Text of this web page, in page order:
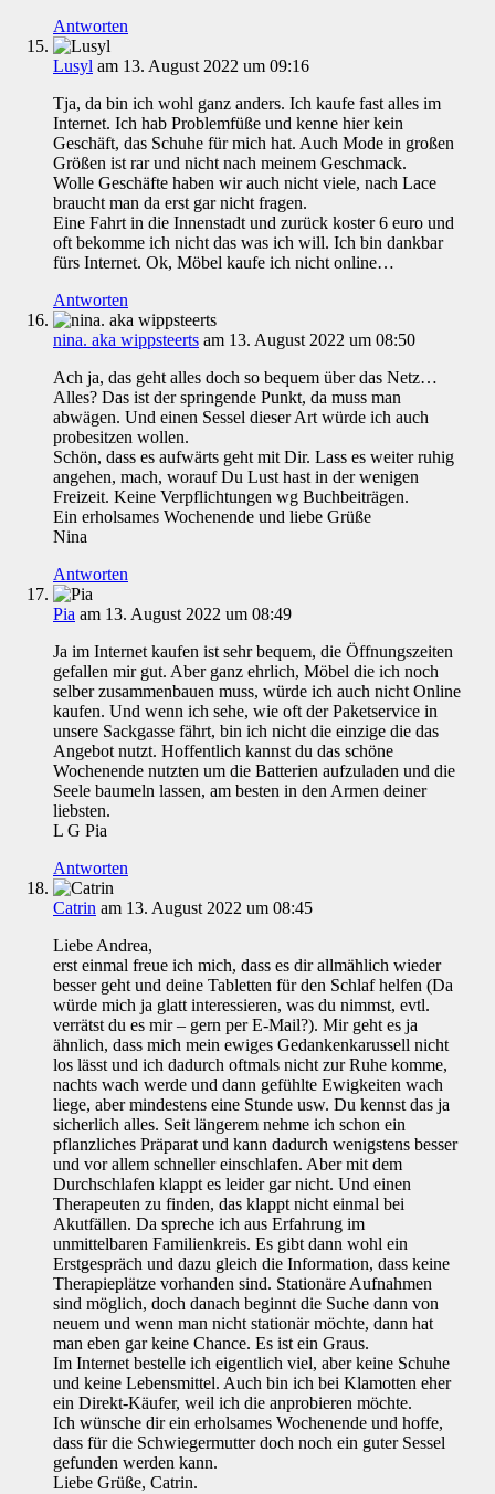
Antworten
Lusyl am 13. August 2022 um 09:16
Tja, da bin ich wohl ganz anders. Ich kaufe fast alles im
Internet. Ich hab Problemfüße und kenne hier kein
Geschäft, das Schuhe für mich hat. Auch Mode in großen
Größen ist rar und nicht nach meinem Geschmack.
Wolle Geschäfte haben wir auch nicht viele, nach Lace
braucht man da erst gar nicht fragen.
Eine Fahrt in die Innenstadt und zurück koster 6 euro und
oft bekomme ich nicht das was ich will. Ich bin dankbar
fürs Internet. Ok, Möbel kaufe ich nicht online…
Antworten
nina. aka wippsteerts am 13. August 2022 um 08:50
Ach ja, das geht alles doch so bequem über das Netz…
Alles? Das ist der springende Punkt, da muss man
abwägen. Und einen Sessel dieser Art würde ich auch
probesitzen wollen.
Schön, dass es aufwärts geht mit Dir. Lass es weiter ruhig
angehen, mach, worauf Du Lust hast in der wenigen
Freizeit. Keine Verpflichtungen wg Buchbeiträgen.
Ein erholsames Wochenende und liebe Grüße
Nina
Antworten
Pia am 13. August 2022 um 08:49
Ja im Internet kaufen ist sehr bequem, die Öffnungszeiten
gefallen mir gut. Aber ganz ehrlich, Möbel die ich noch
selber zusammenbauen muss, würde ich auch nicht Online
kaufen. Und wenn ich sehe, wie oft der Paketservice in
unsere Sackgasse fährt, bin ich nicht die einzige die das
Angebot nutzt. Hoffentlich kannst du das schöne
Wochenende nutzten um die Batterien aufzuladen und die
Seele baumeln lassen, am besten in den Armen deiner
liebsten.
L G Pia
Antworten
Catrin am 13. August 2022 um 08:45
Liebe Andrea,
erst einmal freue ich mich, dass es dir allmählich wieder
besser geht und deine Tabletten für den Schlaf helfen (Da
würde mich ja glatt interessieren, was du nimmst, evtl.
verrätst du es mir – gern per E-Mail?). Mir geht es ja
ähnlich, dass mich mein ewiges Gedankenkarussell nicht
los lässt und ich dadurch oftmals nicht zur Ruhe komme,
nachts wach werde und dann gefühlte Ewigkeiten wach
liege, aber mindestens eine Stunde usw. Du kennst das ja
sicherlich alles. Seit längerem nehme ich schon ein
pflanzliches Präparat und kann dadurch wenigstens besser
und vor allem schneller einschlafen. Aber mit dem
Durchschlafen klappt es leider gar nicht. Und einen
Therapeuten zu finden, das klappt nicht einmal bei
Akutfällen. Da spreche ich aus Erfahrung im
unmittelbaren Familienkreis. Es gibt dann wohl ein
Erstgespräch und dazu gleich die Information, dass keine
Therapieplätze vorhanden sind. Stationäre Aufnahmen
sind möglich, doch danach beginnt die Suche dann von
neuem und wenn man nicht stationär möchte, dann hat
man eben gar keine Chance. Es ist ein Graus.
Im Internet bestelle ich eigentlich viel, aber keine Schuhe
und keine Lebensmittel. Auch bin ich bei Klamotten eher
ein Direkt-Käufer, weil ich die anprobieren möchte.
Ich wünsche dir ein erholsames Wochenende und hoffe,
dass für die Schwiegermutter doch noch ein guter Sessel
gefunden werden kann.
Liebe Grüße, Catrin.